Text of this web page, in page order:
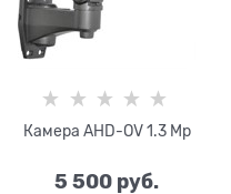
Камера AHD-OV 1.3 Mp
5 500 руб.